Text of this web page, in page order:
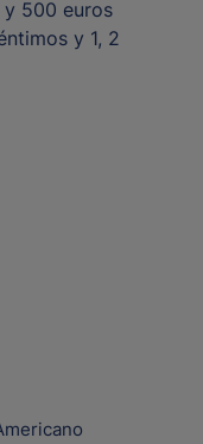
y 500 euros
y 1, 2